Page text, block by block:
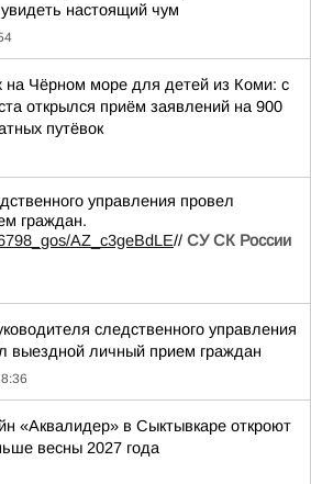
настоящий чум
на Чёрном море для детей из Коми: с
открылся приём заявлений на 900
путёвок
управления провел
граждан.
AZ_c3geBdLE// СУ СК России
следственного управления
выездной личный прием граждан
«Аквалидер» в Сыктывкаре откроют
весны 2027 года